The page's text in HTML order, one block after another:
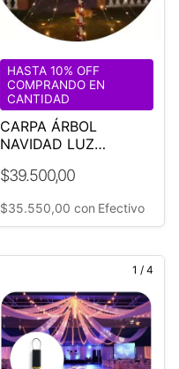
CARPA ÁRBOL
NAVIDAD LUZ
$39.500,00
HASTA 10% OFF
COMPRANDO EN
CANTIDAD
$35.550,00 con Efectivo
1 / 4